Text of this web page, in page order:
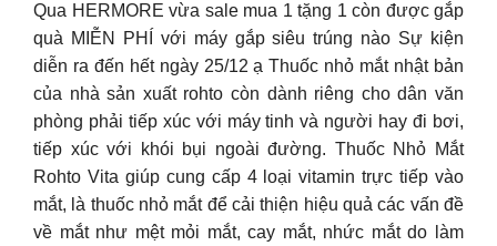
Qua HERMORE vừa sale mua 1 tặng 1 còn được gắp
quà MIỄN PHÍ với máy gắp siêu trúng nào Sự kiện
diễn ra đến hết ngày 25/12 ạ Thuốc nhỏ mắt nhật bản
của nhà sản xuất rohto còn dành riêng cho dân văn
phòng phải tiếp xúc với máy tinh và người hay đi bơi,
tiếp xúc với khói bụi ngoài đường. Thuốc Nhỏ Mắt
Rohto Vita giúp cung cấp 4 loại vitamin trực tiếp vào
mắt, là thuốc nhỏ mắt để cải thiện hiệu quả các vấn đề
về mắt như mệt mỏi mắt, cay mắt, nhức mắt do làm